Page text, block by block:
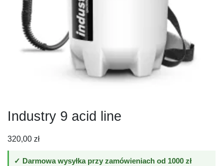
Industry 9 acid line
320,00 zł
✓ Darmowa wysyłka przy zamówieniach od 1000 zł